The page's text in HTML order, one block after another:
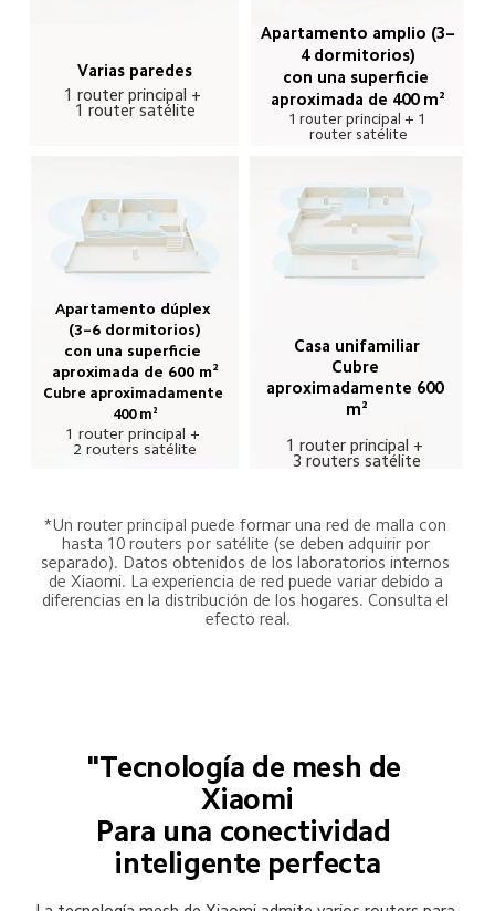
Varias paredes
1 router principal +
1 router satélite
Apartamento amplio (3–
4 dormitorios)
con una superficie
aproximada de 400 m²
1 router principal + 1
router satélite
Apartamento dúplex
(3–6 dormitorios)
con una superficie
aproximada de 600 m²
Cubre aproximadamente
400 m²
1 router principal +
2 routers satélite
Casa unifamiliar
Cubre
aproximadamente 600
m²
1 router principal +
3 routers satélite
*Un router principal puede formar una red de malla con
hasta 10 routers por satélite (se deben adquirir por
separado). Datos obtenidos de los laboratorios internos
de Xiaomi. La experiencia de red puede variar debido a
diferencias en la distribución de los hogares. Consulta el
efecto real.
"Tecnología de mesh de
Xiaomi
Para una conectividad
inteligente perfecta